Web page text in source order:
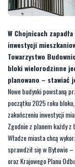
W Chojnicach
inwestycji
Towarzystwo
bloki wielorodzinne
planowano – stawiać
Nowe budynki powstaną
początku 2025 roku
zakończeniu inwestycji
Zgodnie z planem każdy z
Władze miasta chcą
sprawdził się w Bytowie
oraz Krajowego Planu